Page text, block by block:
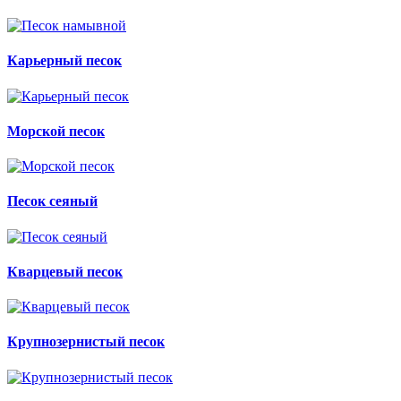
Карьерный песок
Морской песок
Песок сеяный
Кварцевый песок
Крупнозернистый песок